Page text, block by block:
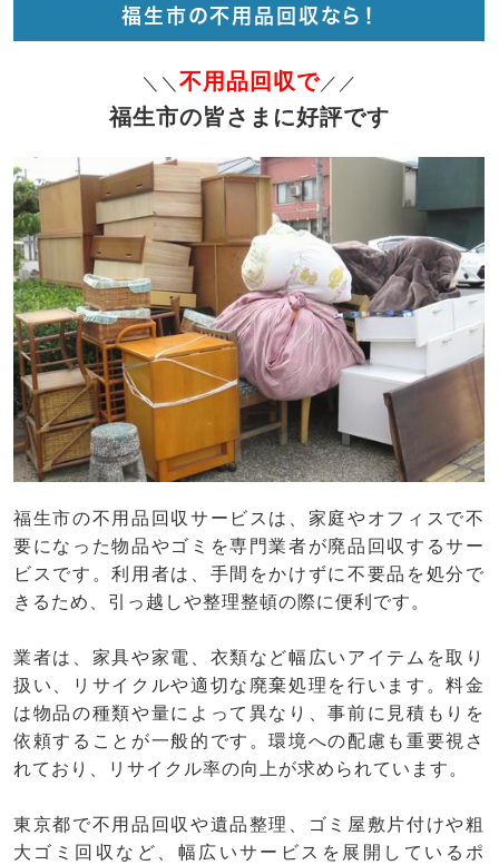
福生市の不用品回収なら！
＼＼ 不用品回収で／／
福生市の皆さまに好評です
福生市の不用品回収サービスは、家庭やオフィスで不
要になった物品やゴミを専門業者が廃品回収するサー
ビスです。利用者は、手間をかけずに不要品を処分で
きるため、引っ越しや整理整頓の際に便利です。
業者は、家具や家電、衣類など幅広いアイテムを取り
扱い、リサイクルや適切な廃棄処理を行います。料金
は物品の種類や量によって異なり、事前に見積もりを
依頼することが一般的です。環境への配慮も重要視さ
れており、リサイクル率の向上が求められています。
東京都で不用品回収や遺品整理、ゴミ屋敷片付けや粗
大ゴミ回収など、幅広いサービスを展開しているポ